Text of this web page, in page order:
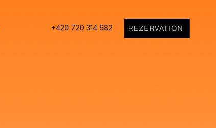
+420 720 314 682 REZERVATION